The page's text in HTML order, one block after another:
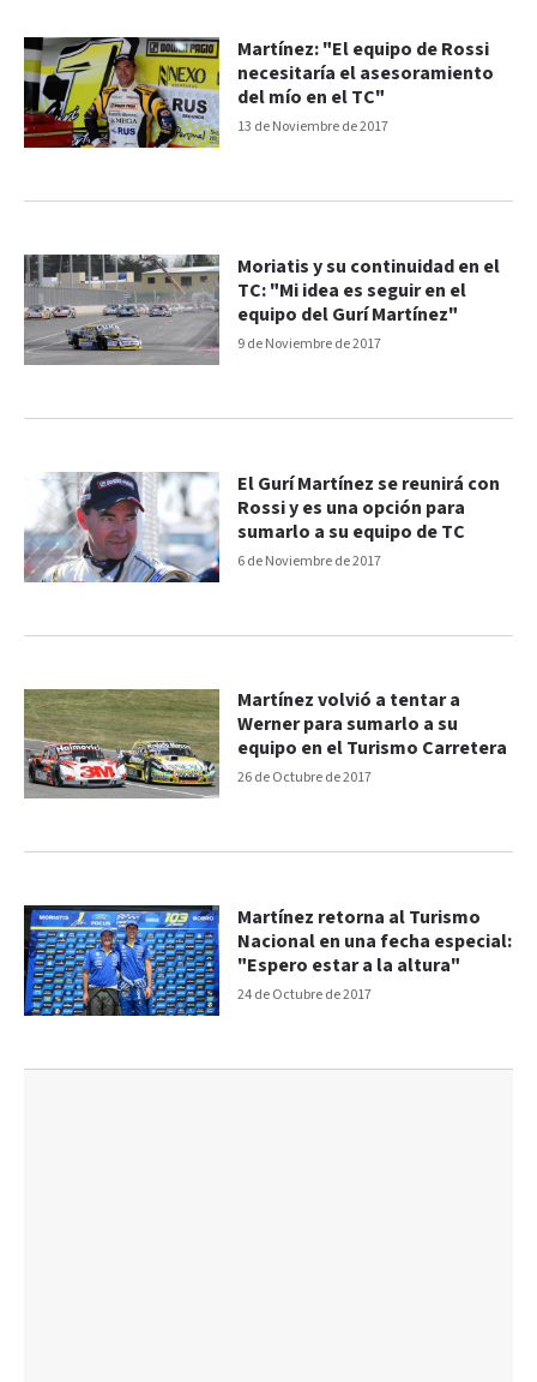
13 de Noviembre de 2017
Martínez: "El equipo de Rossi
necesitaría el asesoramiento
del mío en el TC"
9 de Noviembre de 2017
Moriatis y su continuidad en el
TC: "Mi idea es seguir en el
equipo del Gurí Martínez"
6 de Noviembre de 2017
El Gurí Martínez se reunirá con
Rossi y es una opción para
sumarlo a su equipo de TC
26 de Octubre de 2017
Martínez volvió a tentar a
Werner para sumarlo a su
equipo en el Turismo Carretera
24 de Octubre de 2017
Martínez retorna al Turismo
Nacional en una fecha especial:
"Espero estar a la altura"